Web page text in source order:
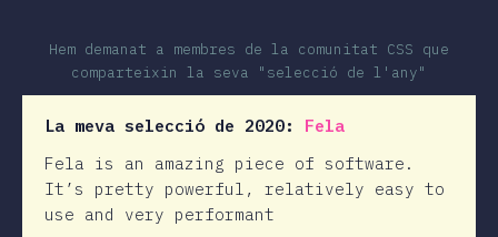
Hem demanat a membres de la comunitat CSS que
comparteixin la seva "selecció de l'any"
La meva selecció de 2020: Fela
Fela is an amazing piece of software.
It’s pretty powerful, relatively easy to
use and very performant